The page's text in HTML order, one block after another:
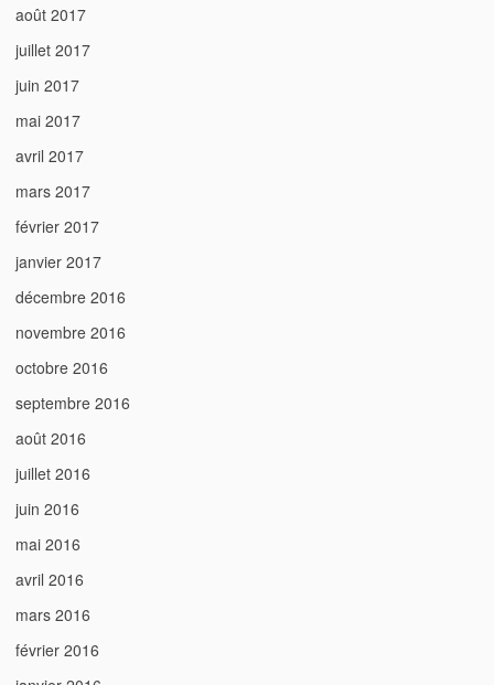
août 2017
juillet 2017
juin 2017
mai 2017
avril 2017
mars 2017
février 2017
janvier 2017
décembre 2016
novembre 2016
octobre 2016
septembre 2016
août 2016
juillet 2016
juin 2016
mai 2016
avril 2016
mars 2016
février 2016